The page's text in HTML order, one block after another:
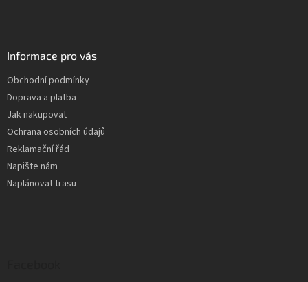
Informace pro vás
Obchodní podmínky
Doprava a platba
Jak nakupovat
Ochrana osobních údajů
Reklamační řád
Napište nám
Naplánovat trasu